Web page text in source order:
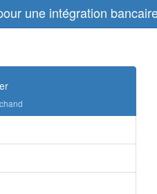
une intégration